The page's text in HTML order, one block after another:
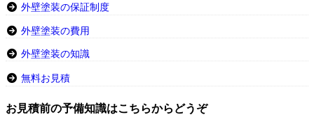
外壁塗装の保証制度
外壁塗装の費用
外壁塗装の知識
無料お見積
お見積前の予備知識はこちらからどうぞ